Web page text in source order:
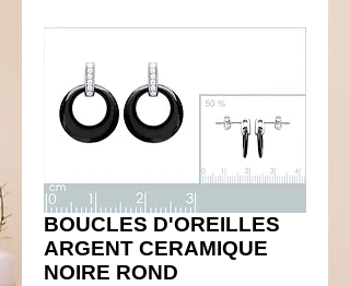
BOUCLES D'OREILLES
ARGENT CERAMIQUE
NOIRE ROND